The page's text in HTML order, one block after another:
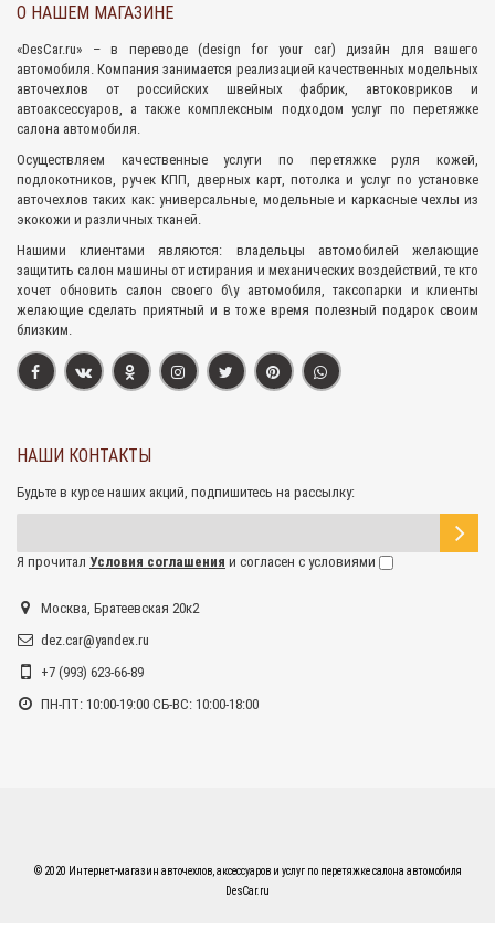
О НАШЕМ МАГАЗИНЕ
«DesCar.ru» – в переводе (design for your car) дизайн для вашего
автомобиля. Компания занимается реализацией качественных модельных
авточехлов от российских швейных фабрик, автоковриков и
автоаксессуаров, а также комплексным подходом услуг по перетяжке
салона автомобиля.
Осуществляем качественные услуги по перетяжке руля кожей,
подлокотников, ручек КПП, дверных карт, потолка и услуг по установке
авточехлов таких как: универсальные, модельные и каркасные чехлы из
экокожи и различных тканей.
Нашими клиентами являются: владельцы автомобилей желающие
защитить салон машины от истирания и механических воздействий, те кто
хочет обновить салон своего б\у автомобиля, таксопарки и клиенты
желающие сделать приятный и в тоже время полезный подарок своим
близким.
НАШИ КОНТАКТЫ
Будьте в курсе наших акций, подпишитесь на рассылку:
Я прочитал Условия соглашения и согласен с условиями
Москва, Братеевская 20к2
dez.car@yandex.ru
+7 (993) 623-66-89
ПН-ПТ: 10:00-19:00 СБ-ВС: 10:00-18:00
© 2020 Интернет-магазин авточехлов, аксессуаров и услуг по перетяжке салона автомобиля
DesCar.ru